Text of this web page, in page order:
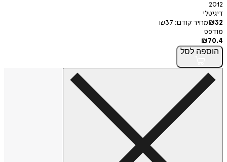
2012
דיגיטלי
₪32 מחיר קודם: ₪37
מודפס
₪70.4
הוספה לסל